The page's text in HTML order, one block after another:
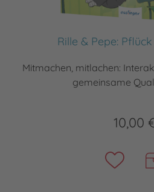
Rille & Pepe:
Mitmachen, mitlachen:
gemeinsame
10,00